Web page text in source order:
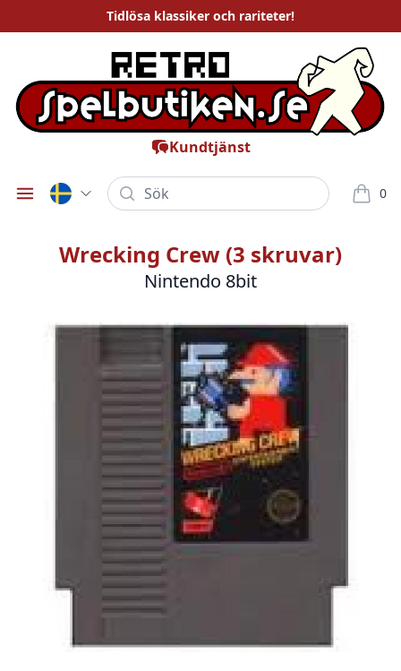
Tidlösa klassiker och rariteter!
Kundtjänst
Öppna meny
Sök 0
varor i
Wrecking Crew (3 skruvar)
Nintendo 8bit